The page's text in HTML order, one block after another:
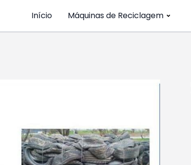
Início Máquinas de Reciclagem